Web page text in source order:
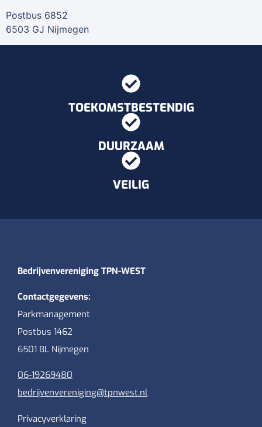
Postbus 6852
6503 GJ Nijmegen
TOEKOMSTBESTENDIG
DUURZAAM
VEILIG
Bedrijvenvereniging TPN-WEST
Contactgegevens:
Parkmanagement
Postbus 1462
6501 BL Nijmegen
06-19269480
bedrijvenvereniging@tpnwest.nl
Privacyverklaring